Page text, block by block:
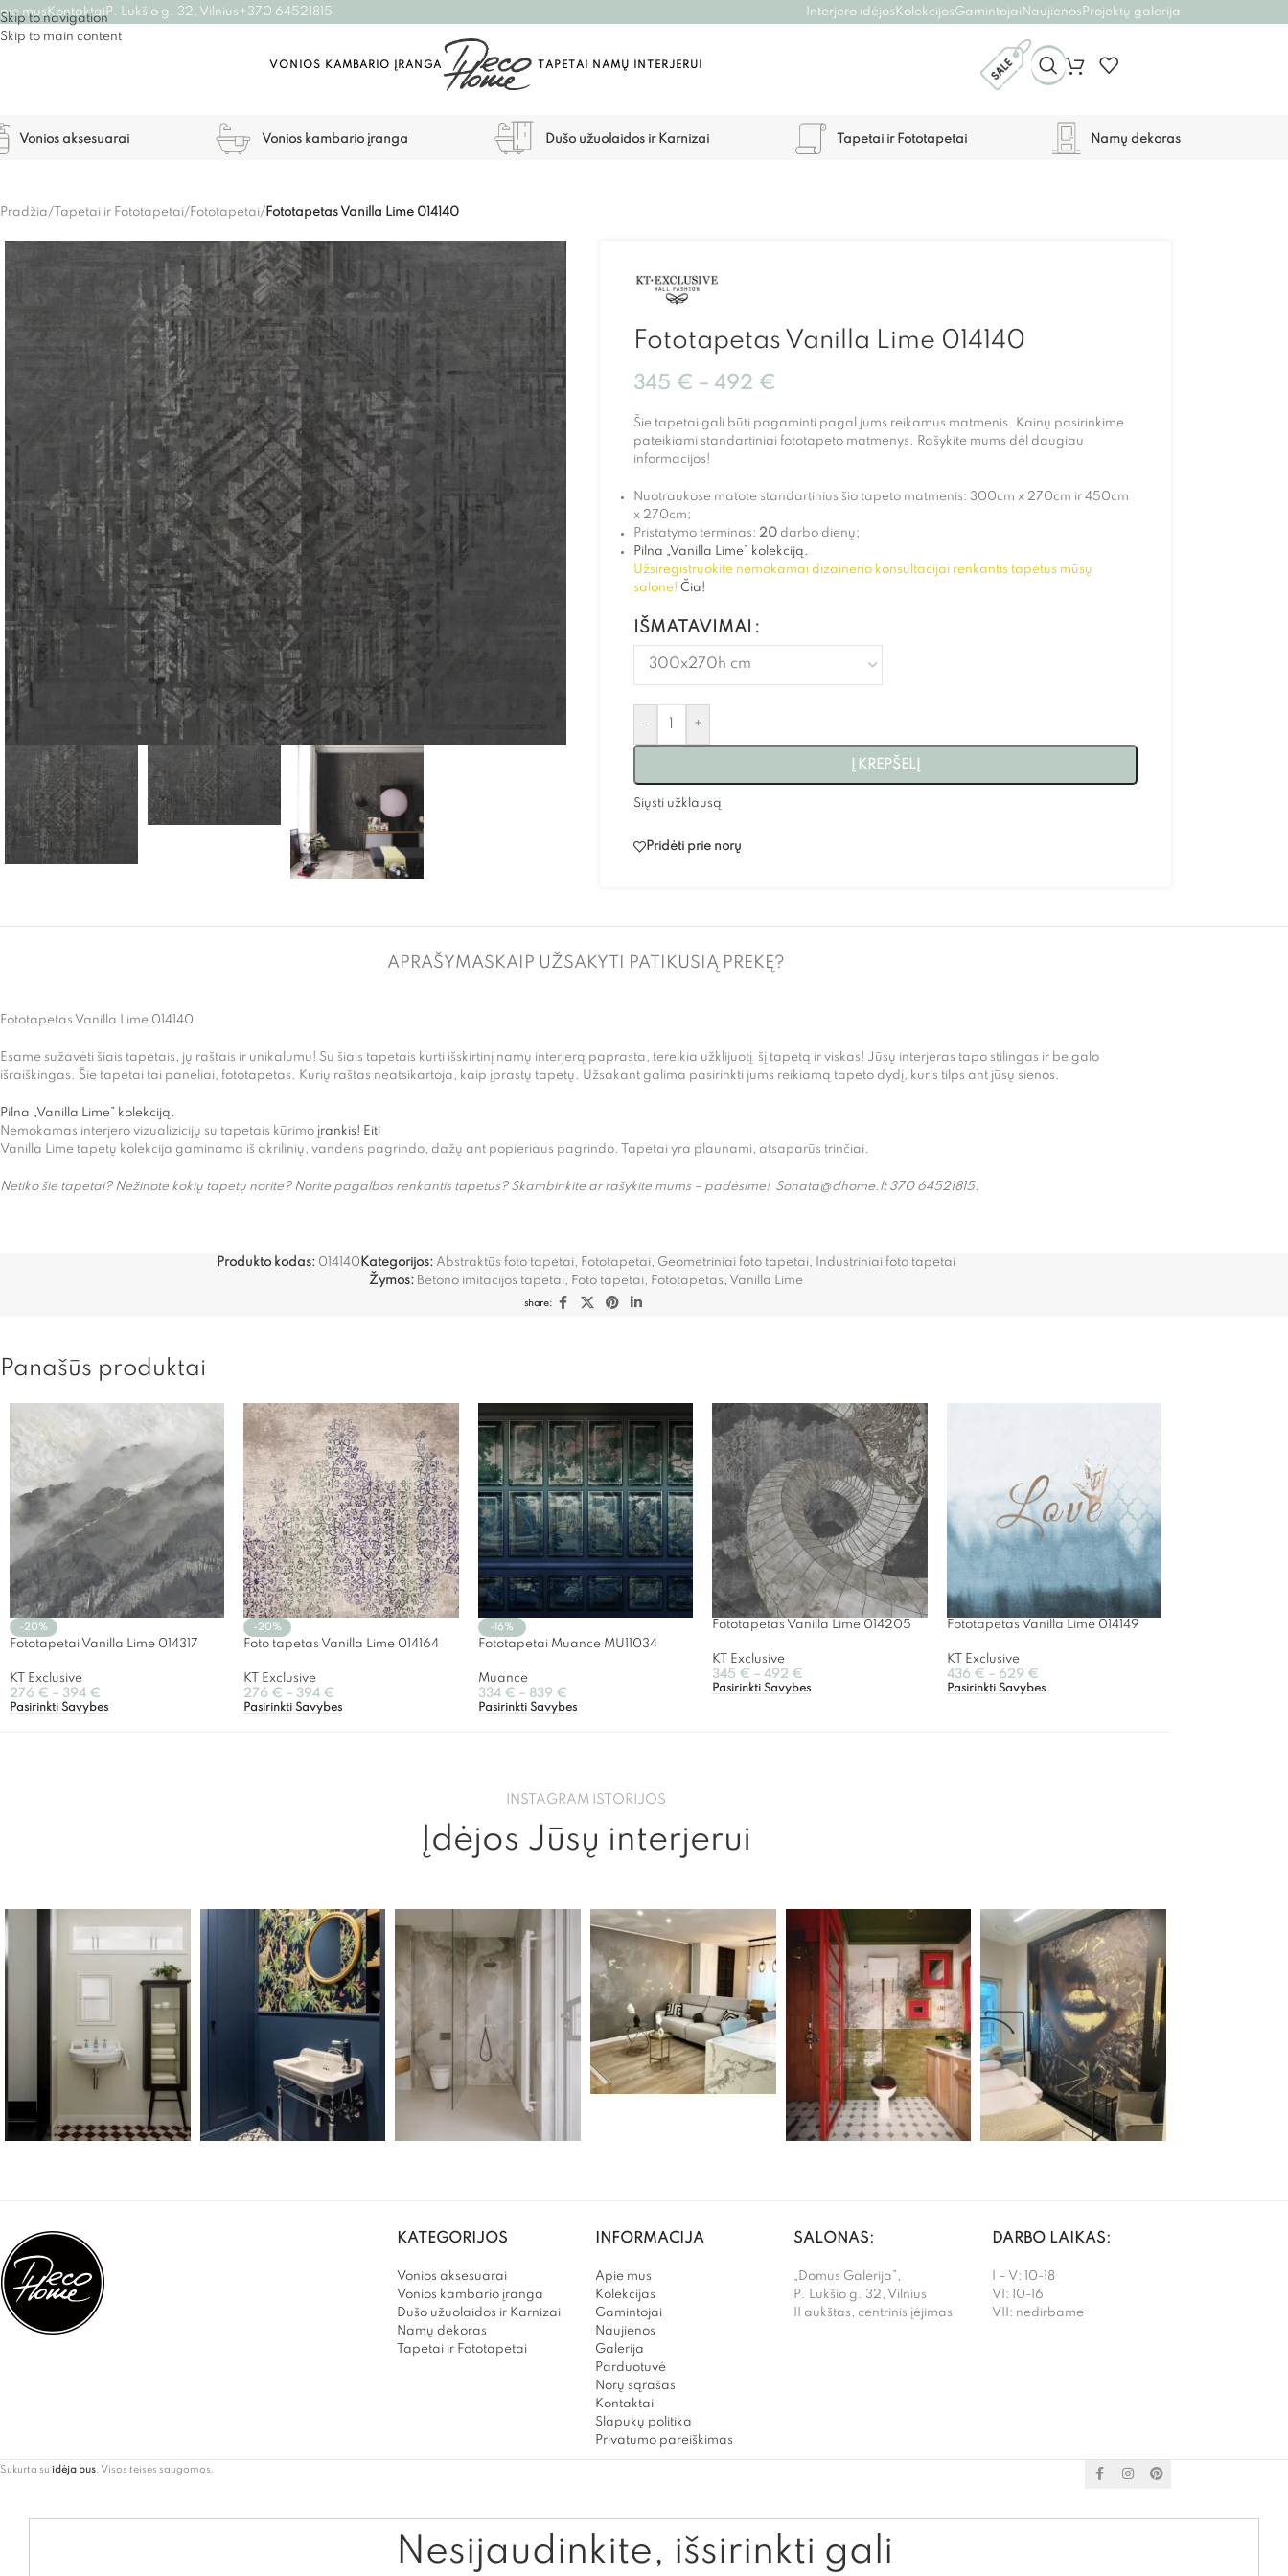
Skip to navigation
Skip to main content
mus Kontaktai P. Lukšio g. 32, Vilnius +370 64521815 Interjero idėjos KolekcijosGamintojai Naujienos Projektų galerija
VONIOS KAMBARIO ĮRANGA TAPETAI NAMŲ INTERJERUI
Vonios aksesuarai Vonios kambario įranga Dušo užuolaidos ir Karnizai Tapetai ir Fototapetai Namų dekoras
Pradžia/ Tapetai ir Fototapetai/Fototapetai/ Fototapetas Vanilla Lime 014140
Fototapetas Vanilla Lime 014140
345 € – 492 €
Šie tapetai gali būti pagaminti pagal jums reikamus matmenis. Kainų pasirinkime
pateikiami standartiniai fototapeto matmenys. Rašykite mums dėl daugiau
informacijos!
Nuotraukose matote standartinius šio tapeto matmenis: 300cm x 270cm ir 450cm
x 270cm;
Pristatymo terminas: 20darbo dienų;
Pilna „Vanilla Lime” kolekciją.
Užsiregistruokite nemokamai dizainerio konsultacijai renkantis tapetus mūsų
salone! Čia!
IŠMATAVIMAI
- +
Į KREPŠELĮ
Siųsti užklausą
Pridėti prie norų
APRAŠYMAS KAIP UŽSAKYTI PATIKUSIĄ PREKĘ?
Fototapetas Vanilla Lime 014140
Esame sužavėti šiais tapetais, jų raštais ir unikalumu! Su šiais tapetais kurti išskirtinį namų interjerą paprasta, tereikia užklijuotį šį tapetą ir viskas! Jūsų interjeras tapo stilingas ir be galo
išraiškingas. Šie tapetai tai paneliai, fototapetas. Kurių raštas neatsikartoja, kaip įprastų tapetų. Užsakant galima pasirinkti jums reikiamą tapeto dydį, kuris tilps ant jūsų sienos.
Pilna „Vanilla Lime” kolekciją.
Nemokamas interjero vizualizicijų su tapetais kūrimo įrankis! Eiti
Vanilla Lime tapetų kolekcija gaminama iš akrilinių, vandens pagrindo, dažų ant popieriaus pagrindo. Tapetai yra plaunami, atsaparūs trinčiai.
Netiko šie tapetai? Nežinote kokių tapetų norite? Norite pagalbos renkantis tapetus? Skambinkite ar rašykite mums – padėsime! Sonata@dhome.lt 370 64521815.
Produkto kodas: 014140 Kategorijos: Abstraktūs foto tapetai Fototapetai Geometriniai foto tapetai
Industriniai foto tapetai
Žymos: Betono imitacijos tapetai Foto tapetai Fototapetas Vanilla Lime
share:
Panašūs produktai
-20%
Fototapetai Vanilla Lime 014317
KT Exclusive
276 € – 394 €
Pasirinkti Savybes
-20%
Foto tapetas Vanilla Lime 014164
KT Exclusive
276 € – 394 €
Pasirinkti Savybes
-16%
Fototapetai Muance MU11034
Muance
334 € – 839 €
Pasirinkti Savybes
Fototapetas Vanilla Lime 014205
KT Exclusive
345 € – 492 €
Pasirinkti Savybes
Fototapetas Vanilla Lime 014149
KT Exclusive
436 € – 629 €
Pasirinkti Savybes
INSTAGRAM ISTORIJOS
Įdėjos Jūsų interjerui
KATEGORIJOS
Vonios aksesuarai
Vonios kambario įranga
Dušo užuolaidos ir Karnizai
Namų dekoras
Tapetai ir Fototapetai
INFORMACIJA
Apie mus
Kolekcijas
Gamintojai
Naujienos
Galerija
Parduotuvė
Norų sąrašas
Kontaktai
Slapukų politika
Privatumo pareiškimas
SALONAS:
„Domus Galerija”,
P. Lukšio g. 32, Vilnius
II aukštas, centrinis įėjimas
DARBO LAIKAS:
I – V: 10-18
VI: 10-16
VII: nedirbame
Sukurta su idėja bus . Visos teisės saugomos.
Nesijaudinkite, išsirinkti gali